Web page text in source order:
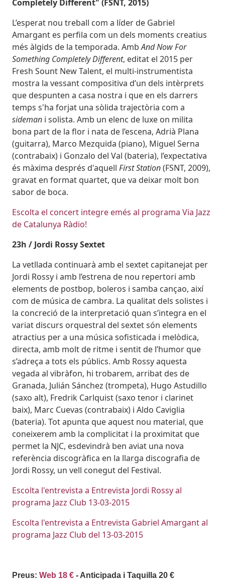
Completely Different" (FSNT, 2015)
L’esperat nou treball com a líder de Gabriel
Amargant es perfila com un dels moments creatius
més àlgids de la temporada. AmbAnd Now For
Something Completely Different, editat el 2015 per
Fresh Sount New Talent, el multi-instrumentista
mostra la vessant compositiva d’un dels intèrprets
que despunten a casa nostra i que en els darrers
temps s'ha forjat una sòlida trajectòria com a
sideman i solista. Amb un elenc de luxe on milita
bona part de la flor i nata de l’escena, Adrià Plana
(guitarra), Marco Mezquida (piano), Miguel Serna
(contrabaix) i Gonzalo del Val (bateria), l’expectativa
és màxima després d'aquell First Station(FSNT, 2009),
gravat en format quartet, que va deixar molt bon
sabor de boca.
Escolta el concert integre emés al programa Via Jazz
de Catalunya Ràdio!
23h / Jordi Rossy Sextet
La vetllada continuarà amb el sextet capitanejat per
Jordi Rossy i amb l’estrena de nou repertori amb
elements de postbop, boleros i samba cançao, així
com de música de cambra. La qualitat dels solistes i
la concreció de la interpretació quan s’integra en el
variat discurs orquestral del sextet són elements
atractius per a una música sofisticada i melòdica,
directa, amb molt de ritme i sentit de l’humor que
s’adreça a tots els públics. Amb Rossy aquesta
vegada al vibràfon, hi trobarem, arribat des de
Granada, Julián Sánchez (trompeta), Hugo Astudillo
(saxo alt), Fredrik Carlquist (saxo tenor i clarinet
baix), Marc Cuevas (contrabaix) i Aldo Caviglia
(bateria). Tot apunta que aquest nou material, que
coneixerem amb la complicitat i la proximitat que
permet la NJC, esdevindrà ben aviat una nova
referència discogràfica en la llarga discografia de
Jordi Rossy, un vell conegut del Festival.
Escolta l'entrevista a Entrevista Jordi Rossy al
programa Jazz Club 13-03-2015
Escolta l'entrevista a Entrevista Gabriel Amargant al
programa Jazz Club del 13-03-2015
Preus: Web 18 € - Anticipada i Taquilla 20 €